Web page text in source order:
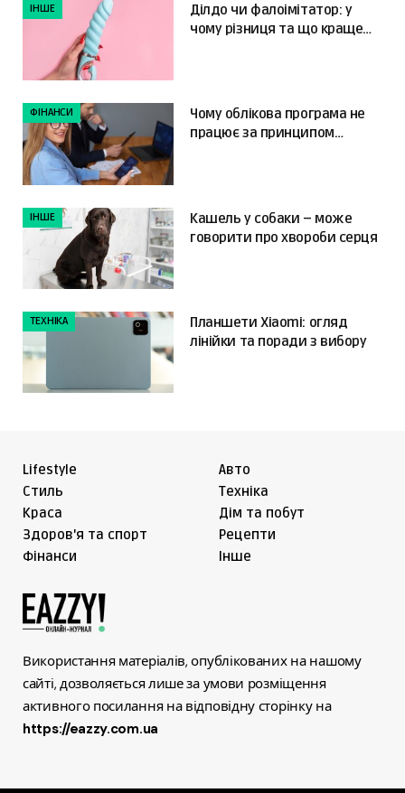
ІНШЕ
Ділдо чи фалоімітатор: у
чому різниця та що краще
ФІНАНСИ
Чому облікова програма не
працює за принципом
ІНШЕ
Кашель у собаки – може
говорити про хвороби серця
ТЕХНІКА
Планшети Xiaomi: огляд
лінійки та поради з вибору
Lifestyle
Cтиль
Краса
Здоров'я та спорт
Фінанси
Авто
Техніка
Дім та побут
Рецепти
Інше
Використання матеріалів, опублікованих на нашому
сайті, дозволяється лише за умови розміщення
активного посилання на відповідну сторінку на
https://eazzy.com.ua